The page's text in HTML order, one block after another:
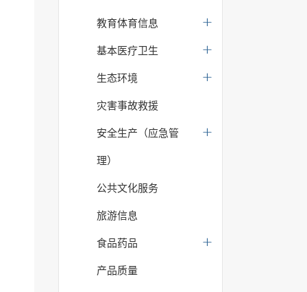
教育体育信息
基本医疗卫生
生态环境
灾害事故救援
安全生产（应急管
理）
公共文化服务
旅游信息
食品药品
产品质量